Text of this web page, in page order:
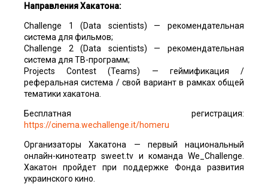
Направления Хакатона:
Challenge 1 (Data scientists) — рекомендательная
система для фильмов;
Challenge 2 (Data scientists) — рекомендательная
система для ТВ-программ;
Projects Contest (Teams) — геймификация /
реферальная система / свой вариант в рамках общей
тематики хакатона.
Бесплатная регистрация:
https://cinema.wechallenge.it/homeru
Организаторы Хакатона — первый национальный
онлайн-кинотеатр sweet.tv и команда We_Challenge.
Хакатон пройдет при поддержке Фонда развития
украинского кино.